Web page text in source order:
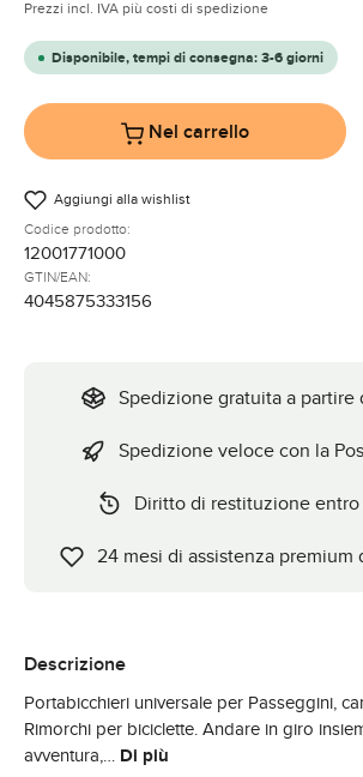
Prezzi incl. IVA più costi di spedizione
Disponibile, tempi di consegna: 3-6 giorni
Nel carrello
Aggiungi alla wishlist
Codice prodotto:
12001771000
GTIN/EAN:
4045875333156
Spedizione gratuita a partire
Spedizione veloce con la
Diritto di restituzione
24 mesi di assistenza
Descrizione
Portabicchieri universale per Passeggini,
Rimorchi per biciclette. Andare in giro
avventura,… Di più